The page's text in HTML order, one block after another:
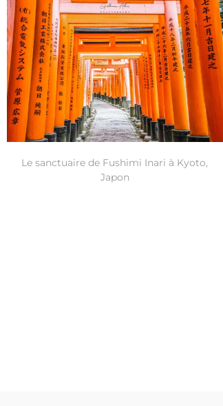
Le sanctuaire de Fushimi Inari à Kyoto,
Japon